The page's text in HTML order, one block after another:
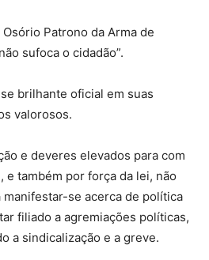
Patrono da Arma de
sufoca o cidadão”.
brilhante oficial em suas
valorosos.
e deveres elevados para com
e também por força da lei, não
manifestar-se acerca de política
filiado a agremiações políticas,
a sindicalização e a greve.